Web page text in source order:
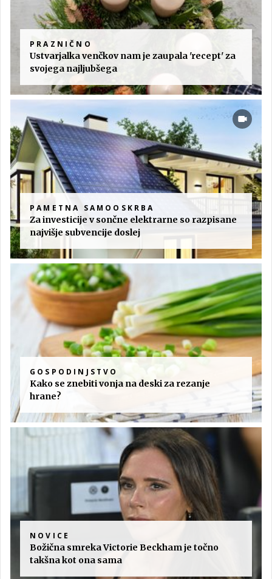
PRAZNIČNO
Ustvarjalka venčkov nam je zaupala 'recept' za
svojega najljubšega
PAMETNA SAMOOSKRBA
Za investicije v sončne elektrarne so razpisane
najvišje subvencije doslej
GOSPODINJSTVO
Kako se znebiti vonja na deski za rezanje
hrane?
NOVICE
Božična smreka Victorie Beckham je točno
takšna kot ona sama